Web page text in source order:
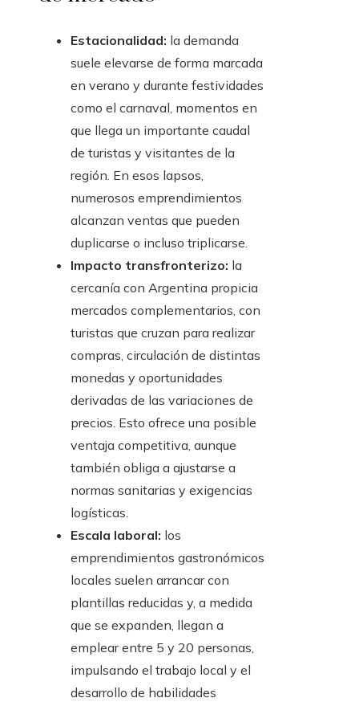
Estacionalidad: la demanda
suele elevarse de forma marcada
en verano y durante festividades
como el carnaval, momentos en
que llega un importante caudal
de turistas y visitantes de la
región. En esos lapsos,
numerosos emprendimientos
alcanzan ventas que pueden
duplicarse o incluso triplicarse.
Impacto transfronterizo: la
cercanía con Argentina propicia
mercados complementarios, con
turistas que cruzan para realizar
compras, circulación de distintas
monedas y oportunidades
derivadas de las variaciones de
precios. Esto ofrece una posible
ventaja competitiva, aunque
también obliga a ajustarse a
normas sanitarias y exigencias
logísticas.
Escala laboral: los
emprendimientos gastronómicos
locales suelen arrancar con
plantillas reducidas y, a medida
que se expanden, llegan a
emplear entre 5 y 20 personas,
impulsando el trabajo local y el
desarrollo de habilidades